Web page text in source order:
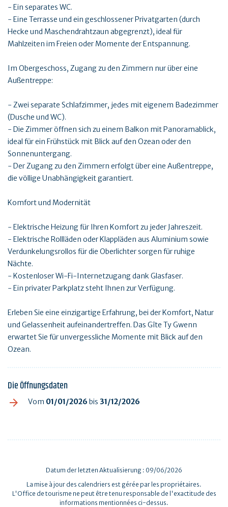
- Ein separates WC.
- Eine Terrasse und ein geschlossener Privatgarten (durch
Hecke und Maschendrahtzaun abgegrenzt), ideal für
Mahlzeiten im Freien oder Momente der Entspannung.
Im Obergeschoss, Zugang zu den Zimmern nur über eine
Außentreppe:
- Zwei separate Schlafzimmer, jedes mit eigenem Badezimmer
(Dusche und WC).
- Die Zimmer öffnen sich zu einem Balkon mit Panoramablick,
ideal für ein Frühstück mit Blick auf den Ozean oder den
Sonnenuntergang.
- Der Zugang zu den Zimmern erfolgt über eine Außentreppe,
die völlige Unabhängigkeit garantiert.
Komfort und Modernität
- Elektrische Heizung für Ihren Komfort zu jeder Jahreszeit.
- Elektrische Rollläden oder Klappläden aus Aluminium sowie
Verdunkelungsrollos für die Oberlichter sorgen für ruhige
Nächte.
- Kostenloser Wi-Fi-Internetzugang dank Glasfaser.
- Ein privater Parkplatz steht Ihnen zur Verfügung.
Erleben Sie eine einzigartige Erfahrung, bei der Komfort, Natur
und Gelassenheit aufeinandertreffen. Das Gîte Ty Gwenn
erwartet Sie für unvergessliche Momente mit Blick auf den
Ozean.
Die Öffnungsdaten
Vom 01/01/2026 bis 31/12/2026
Datum der letzten Aktualisierung : 09/06/2026
La mise à jour des calendriers est gérée par les propriétaires.
L'Office de tourisme ne peut être tenu responsable de l'exactitude des
informations mentionnées ci-dessus.